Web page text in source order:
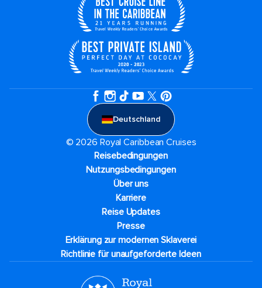
Deutschland
© 2026 Royal Caribbean Cruises
Reisebedingungen
Nutzungsbedingungen
Über uns
Karriere​
Reise Updates​
Presse
Erklärung zur modernen Sklaverei
Richtlinie für unaufgeforderte Ideen